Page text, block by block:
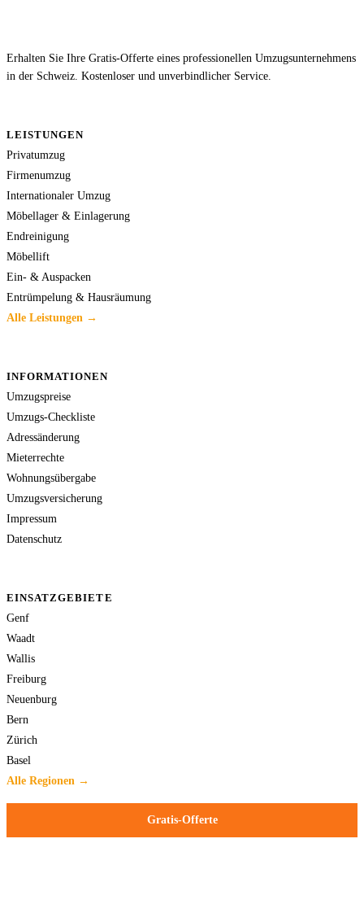
Erhalten Sie Ihre Gratis-Offerte eines professionellen Umzugsunternehmens
in der Schweiz. Kostenloser und unverbindlicher Service.
LEISTUNGEN
Privatumzug
Firmenumzug
Internationaler Umzug
Möbellager & Einlagerung
Endreinigung
Möbellift
Ein- & Auspacken
Entrümpelung & Hausräumung
Alle Leistungen →
INFORMATIONEN
Umzugspreise
Umzugs-Checkliste
Adressänderung
Mieterrechte
Wohnungsübergabe
Umzugsversicherung
Impressum
Datenschutz
EINSATZGEBIETE
Genf
Waadt
Wallis
Freiburg
Neuenburg
Bern
Zürich
Basel
Alle Regionen →
Gratis-Offerte